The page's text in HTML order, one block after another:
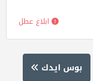
ابلاغ عطل
بوس ايدك